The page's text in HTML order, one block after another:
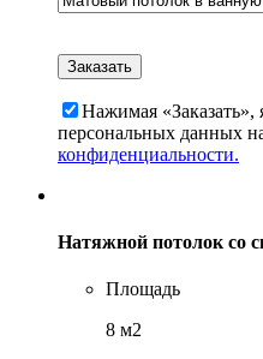
Нажимая «Заказать»,
персональных данных
конфиденциальности.
Натяжной потолок со
Площадь
8 м2